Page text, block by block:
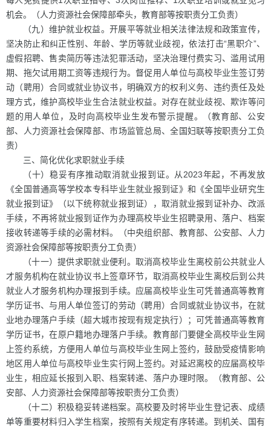
机会。（人力资源社会保障部牵头，教育部等按职责分工负责）
（九）维护就业权益。开展平等就业相关法律法规和政策宣传，
坚决防止和纠正性别、年龄、学历等就业歧视，依法打击“黑职介”、
虚假招聘、售卖简历等违法犯罪活动，坚决治理付费实习、滥用试用
期、拖欠试用期工资等违规行为。督促用人单位与高校毕业生签订劳
动（聘用）合同或就业协议书，明确双方的权利义务、违约责任及处
理方式，维护高校毕业生合法就业权益。对存在就业歧视、欺诈等问
题的用人单位，及时向高校毕业生发布警示提醒。（教育部、公安
部、人力资源社会保障部、市场监管总局、全国妇联等按职责分工负
责）
三、简化优化求职就业手续
（十）稳妥有序推动取消就业报到证。从2023年起，不再发放
《全国普通高等学校本专科毕业生就业报到证》和《全国毕业研究生
就业报到证》（以下统称就业报到证），取消就业报到证补办、改派
手续，不再将就业报到证作为办理高校毕业生招聘录用、落户、档案
接收转递等手续的必需材料。（中央组织部、教育部、公安部、人力
资源社会保障部等按职责分工负责）
（十一）提供求职就业便利。取消高校毕业生离校前公共就业人
才服务机构在就业协议书上签章环节，取消高校毕业生离校后到公共
就业人才服务机构办理报到手续。应届高校毕业生可凭普通高等教育
学历证书、与用人单位签订的劳动（聘用）合同或就业协议书，在就
业地办理落户手续（超大城市按现有规定执行）；可凭普通高等教育
学历证书，在原户籍地办理落户手续。教育部门要健全高校毕业生网
上签约系统，方便用人单位与高校毕业生网上签约，鼓励受疫情影响
地区用人单位与高校毕业生实行网上签约。对延迟离校的应届高校毕
业生，相应延长报到入职、档案转递、落户办理时限。（教育部、公
安部、人力资源社会保障部等按职责分工负责）
（十二）积极稳妥转递档案。高校要及时将毕业生登记表、成绩
单等重要材料归入学生档案，按照有关规定有序转递。到机关、国有